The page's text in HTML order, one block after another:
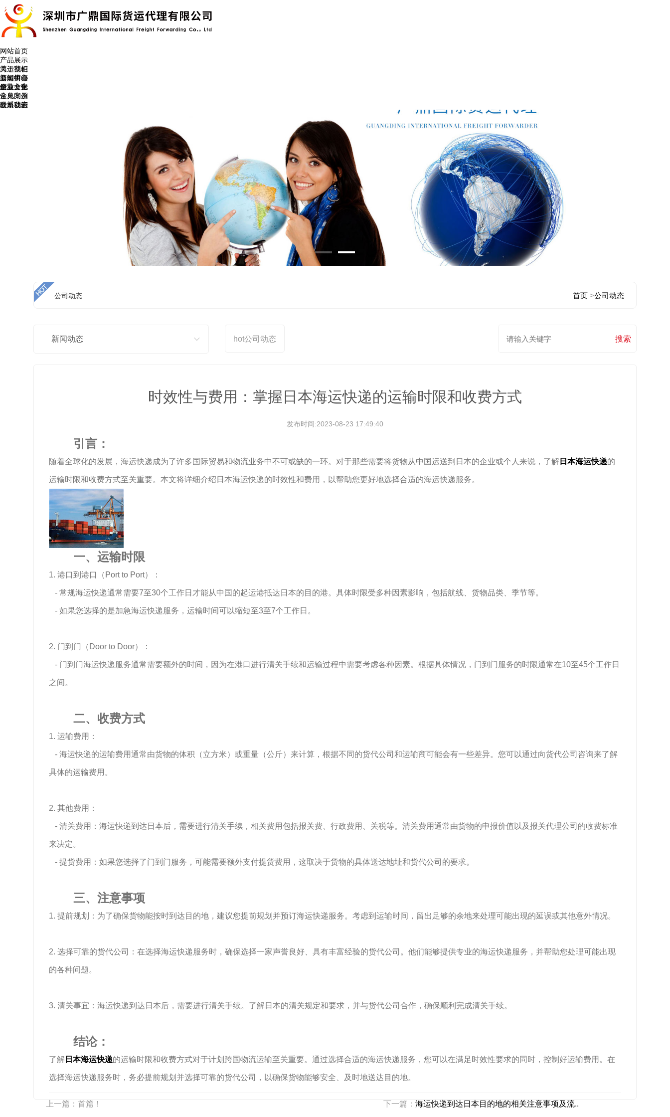
网站首页
产品展示
海运整柜
海运拼箱
关于我们
公司简介
企业文化
新闻中心
最新公告
常见问题
公司动态
解决方案
金典案例
最新公告
联系我们
公司动态 首页 >公司动态
新闻动态 hot公司动态
时效性与费用：掌握日本海运快递的运输时限和收费方式
发布时间:2023-08-23 17:49:40
引言：
随着全球化的发展，海运快递成为了许多国际贸易和物流业务中不可或缺的一环。对于那些需要将货物从中国运送到日本的企业或个人来说，了解 日本海运快递的
运输时限和收费方式至关重要。本文将详细介绍日本海运快递的时效性和费用，以帮助您更好地选择合适的海运快递服务。
一、运输时限
1. 港口到港口（Port to Port）：
- 常规海运快递通常需要7至30个工作日才能从中国的起运港抵达日本的目的港。具体时限受多种因素影响，包括航线、货物品类、季节等。
- 如果您选择的是加急海运快递服务，运输时间可以缩短至3至7个工作日。
2. 门到门（Door to Door）：
- 门到门海运快递服务通常需要额外的时间，因为在港口进行清关手续和运输过程中需要考虑各种因素。根据具体情况，门到门服务的时限通常在10至45个工作日
之间。
二、收费方式
1. 运输费用：
- 海运快递的运输费用通常由货物的体积（立方米）或重量（公斤）来计算，根据不同的货代公司和运输商可能会有一些差异。您可以通过向货代公司咨询来了解
具体的运输费用。
2. 其他费用：
- 清关费用：海运快递到达日本后，需要进行清关手续，相关费用包括报关费、行政费用、关税等。清关费用通常由货物的申报价值以及报关代理公司的收费标准
来决定。
- 提货费用：如果您选择了门到门服务，可能需要额外支付提货费用，这取决于货物的具体送达地址和货代公司的要求。
三、注意事项
1. 提前规划：为了确保货物能按时到达目的地，建议您提前规划并预订海运快递服务。考虑到运输时间，留出足够的余地来处理可能出现的延误或其他意外情况。
2. 选择可靠的货代公司：在选择海运快递服务时，确保选择一家声誉良好、具有丰富经验的货代公司。他们能够提供专业的海运快递服务，并帮助您处理可能出现
的各种问题。
3. 清关事宜：海运快递到达日本后，需要进行清关手续。了解日本的清关规定和要求，并与货代公司合作，确保顺利完成清关手续。
结论：
了解 日本海运快递的运输时限和收费方式对于计划跨国物流运输至关重要。通过选择合适的海运快递服务，您可以在满足时效性要求的同时，控制好运输费用。在
选择海运快递服务时，务必提前规划并选择可靠的货代公司，以确保货物能够安全、及时地送达目的地。
上一篇：首篇！ 下一篇： 海运快递到达日本目的地的相关注意事项及流..